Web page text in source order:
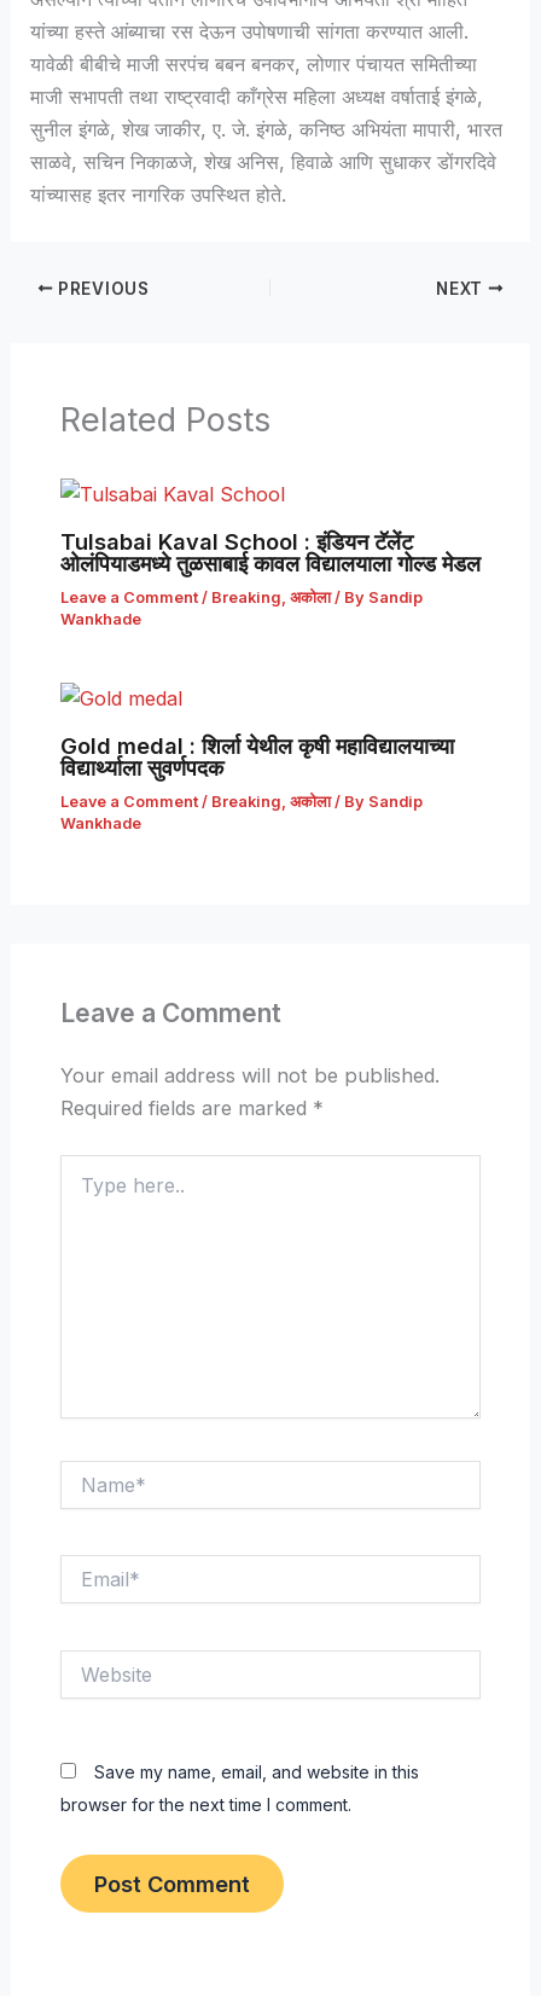
यांच्या हस्ते आंब्याचा रस देऊन उपोषणाची सांगता करण्यात आली.
यावेळी बीबीचे माजी सरपंच बबन बनकर, लोणार पंचायत समितीच्या
माजी सभापती तथा राष्ट्रवादी काँग्रेस महिला अध्यक्ष वर्षाताई इंगळे,
सुनील इंगळे, शेख जाकीर, ए. जे. इंगळे, कनिष्ठ अभियंता मापारी, भारत
साळवे, सचिन निकाळजे, शेख अनिस, हिवाळे आणि सुधाकर डोंगरदिवे
यांच्यासह इतर नागरिक उपस्थित होते.
PREVIOUS NEXT
Related Posts
Tulsabai Kaval School : इंडियन टॅलेंट
ओलंपियाडमध्ये तुळसाबाई कावल विद्यालयाला गोल्ड मेडल
Leave a Comment / Breaking, अकोला/ By Sandip
Wankhade
Gold medal : शिर्ला येथील कृषी महाविद्यालयाच्या
विद्यार्थ्याला सुवर्णपदक
Leave a Comment / Breaking, अकोला/ By Sandip
Wankhade
Leave a Comment
Your email address will not be published.
Required fields are marked *
here..
Save my name, email, and website in this
browser for the next time I comment.